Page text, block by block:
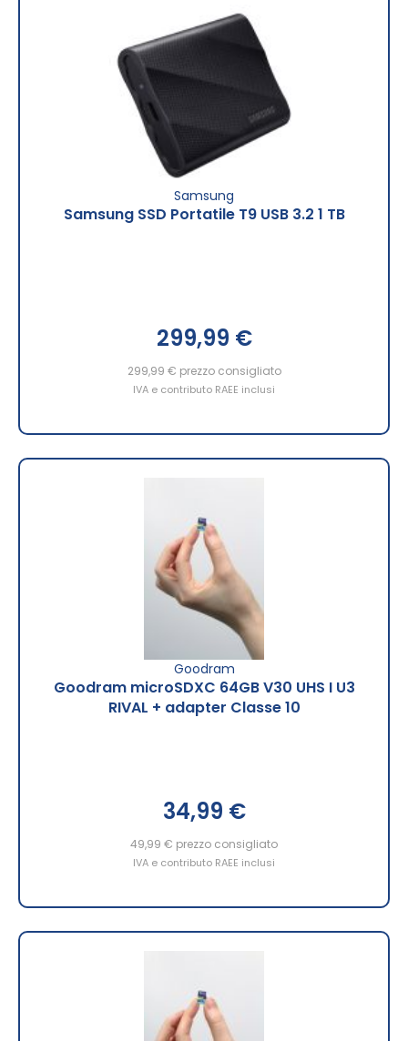
Samsung
Samsung SSD Portatile T9 USB 3.2 1 TB
299,99 €
299,99 € prezzo consigliato
IVA e contributo RAEE inclusi
Goodram
Goodram microSDXC 64GB V30 UHS I U3
RIVAL + adapter Classe 10
34,99 €
49,99 € prezzo consigliato
IVA e contributo RAEE inclusi